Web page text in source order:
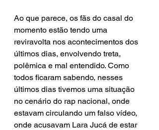
Ao que parece, os fãs do casal do
momento estão tendo uma
reviravolta nos acontecimentos dos
últimos dias, envolvendo treta,
polêmica e mal entendido. Como
todos ficaram sabendo, nesses
últimos dias tivemos uma situação
no cenário do rap nacional, onde
estavam circulando um falso vídeo,
onde acusavam Lara Jucá de estar